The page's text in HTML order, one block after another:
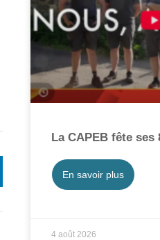
La CAPEB fête ses
En savoir plus
4 août 2026